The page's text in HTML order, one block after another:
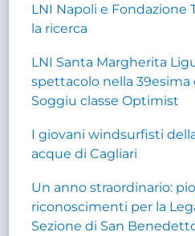
LNI Napoli e Fondazione
la ricerca
LNI Santa Margherita
spettacolo nella 39esima
Soggiu classe Optimist
I giovani windsurfisti
acque di Cagliari
Un anno straordinario:
riconoscimenti per la
Sezione di San